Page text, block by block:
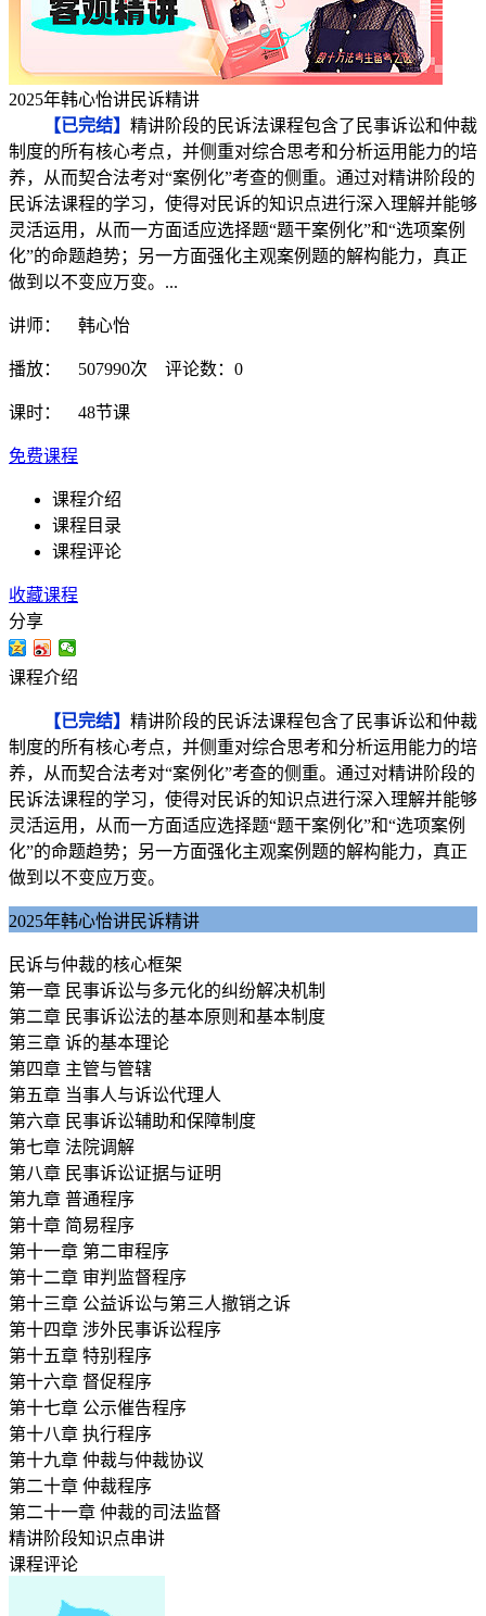
2025年韩心怡讲民诉精讲
【已完结】 精讲阶段的民诉法课程包含了民事诉讼和仲裁
制度的所有核心考点，并侧重对综合思考和分析运用能力的培
养，从而契合法考对“案例化”考查的侧重。通过对精讲阶段的
民诉法课程的学习，使得对民诉的知识点进行深入理解并能够
灵活运用，从而一方面适应选择题“题干案例化”和“选项案例
化”的命题趋势；另一方面强化主观案例题的解构能力，真正
做到以不变应万变。...
讲师： 韩心怡
播放： 507990次 评论数：0
课时： 48节课
免费课程
课程介绍
课程目录
课程评论
收藏课程
分享
课程介绍
【已完结】 精讲阶段的民诉法课程包含了民事诉讼和仲裁
制度的所有核心考点，并侧重对综合思考和分析运用能力的培
养，从而契合法考对“案例化”考查的侧重。通过对精讲阶段的
民诉法课程的学习，使得对民诉的知识点进行深入理解并能够
灵活运用，从而一方面适应选择题“题干案例化”和“选项案例
化”的命题趋势；另一方面强化主观案例题的解构能力，真正
做到以不变应万变。
2025年韩心怡讲民诉精讲
民诉与仲裁的核心框架
第一章 民事诉讼与多元化的纠纷解决机制
第二章 民事诉讼法的基本原则和基本制度
第三章 诉的基本理论
第四章 主管与管辖
第五章 当事人与诉讼代理人
第六章 民事诉讼辅助和保障制度
第七章 法院调解
第八章 民事诉讼证据与证明
第九章 普通程序
第十章 简易程序
第十一章 第二审程序
第十二章 审判监督程序
第十三章 公益诉讼与第三人撤销之诉
第十四章 涉外民事诉讼程序
第十五章 特别程序
第十六章 督促程序
第十七章 公示催告程序
第十八章 执行程序
第十九章 仲裁与仲裁协议
第二十章 仲裁程序
第二十一章 仲裁的司法监督
精讲阶段知识点串讲
课程评论